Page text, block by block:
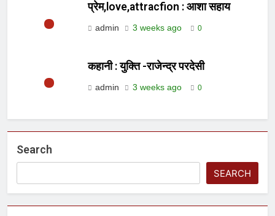
प्रेम,love,attracfion : आशा सहाय
admin 3 weeks ago 0
कहानी : युक्ति -राजेन्द्र परदेसी
admin 3 weeks ago 0
Search
SEARCH